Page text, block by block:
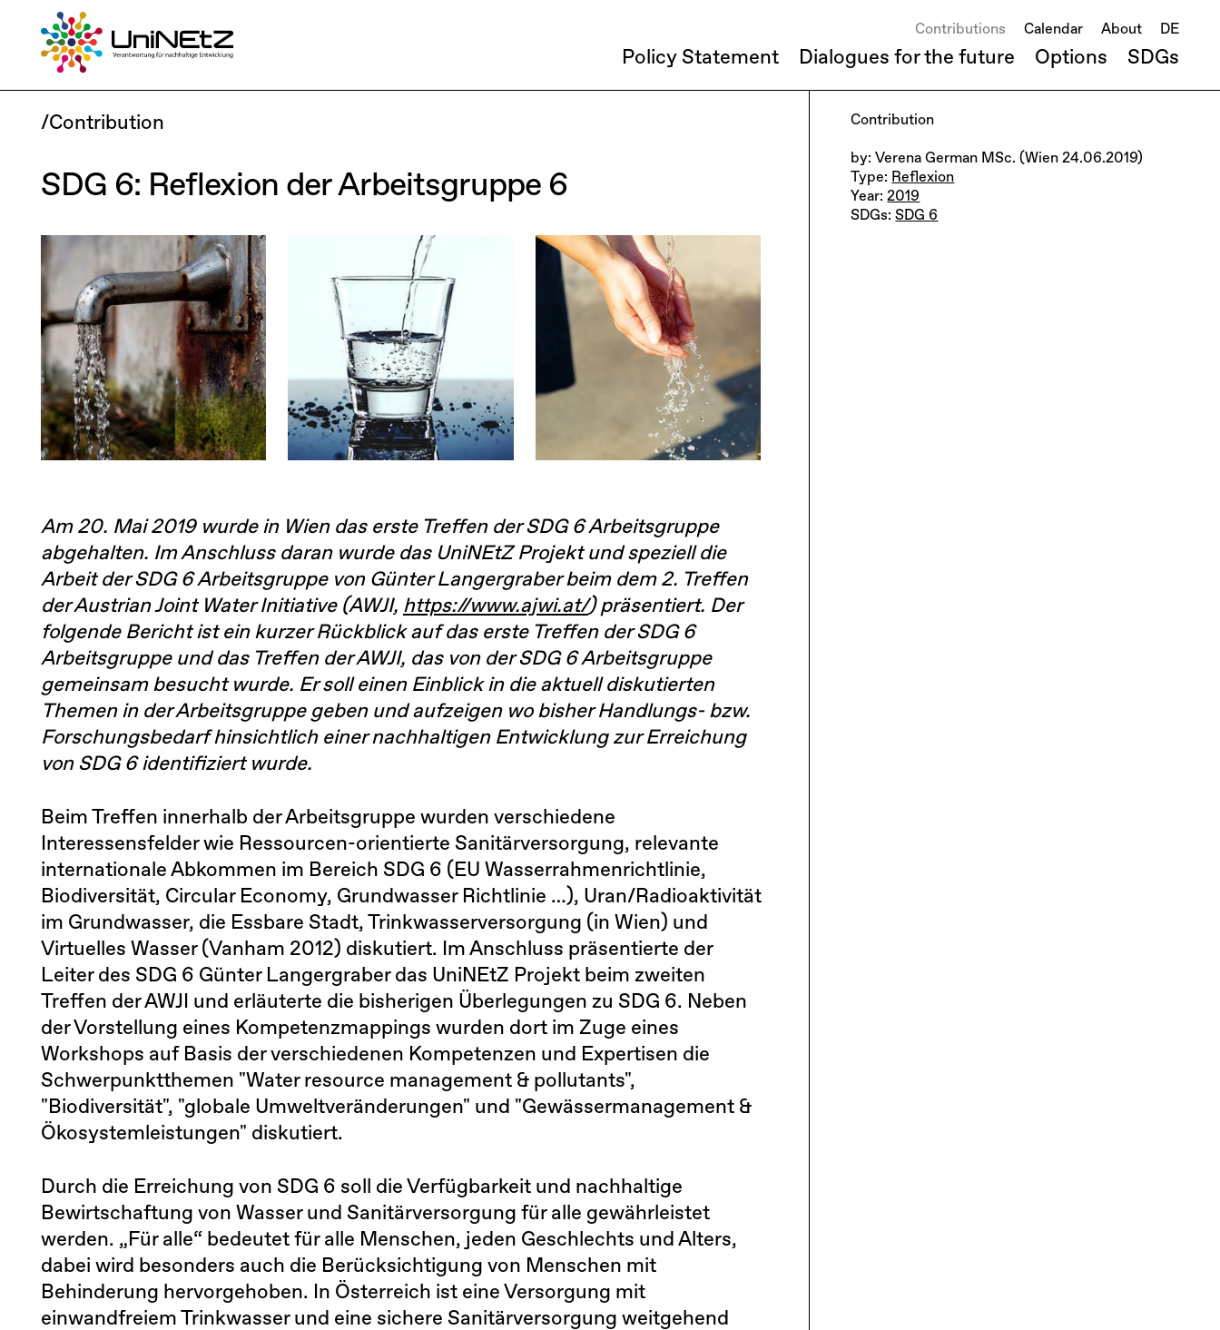
Policy Statement Dialogues for the future Options SDGs
Contributions Calendar About DE
/Contribution
SDG 6: Reflexion der Arbeitsgruppe 6
Am 20. Mai 2019 wurde in Wien das erste Treffen der SDG 6 Arbeitsgruppe
abgehalten. Im Anschluss daran wurde das UniNEtZ Projekt und speziell die
Arbeit der SDG 6 Arbeitsgruppe von Günter Langergraber beim dem 2. Treffen
der Austrian Joint Water Initiative (AWJI, https://www.ajwi.at/) präsentiert. Der
folgende Bericht ist ein kurzer Rückblick auf das erste Treffen der SDG 6
Arbeitsgruppe und das Treffen der AWJI, das von der SDG 6 Arbeitsgruppe
gemeinsam besucht wurde. Er soll einen Einblick in die aktuell diskutierten
Themen in der Arbeitsgruppe geben und aufzeigen wo bisher Handlungs- bzw.
Forschungsbedarf hinsichtlich einer nachhaltigen Entwicklung zur Erreichung
von SDG 6 identifiziert wurde.
Beim Treffen innerhalb der Arbeitsgruppe wurden verschiedene
Interessensfelder wie Ressourcen-orientierte Sanitärversorgung, relevante
internationale Abkommen im Bereich SDG 6 (EU Wasserrahmenrichtlinie,
Biodiversität, Circular Economy, Grundwasser Richtlinie …), Uran/Radioaktivität
im Grundwasser, die Essbare Stadt, Trinkwasserversorgung (in Wien) und
Virtuelles Wasser (Vanham 2012) diskutiert. Im Anschluss präsentierte der
Leiter des SDG 6 Günter Langergraber das UniNEtZ Projekt beim zweiten
Treffen der AWJI und erläuterte die bisherigen Überlegungen zu SDG 6. Neben
der Vorstellung eines Kompetenzmappings wurden dort im Zuge eines
Workshops auf Basis der verschiedenen Kompetenzen und Expertisen die
Schwerpunktthemen "Water resource management & pollutants",
"Biodiversität", "globale Umweltveränderungen" und "Gewässermanagement &
Ökosystemleistungen" diskutiert.
Durch die Erreichung von SDG 6 soll die Verfügbarkeit und nachhaltige
Bewirtschaftung von Wasser und Sanitärversorgung für alle gewährleistet
werden. „Für alle“ bedeutet für alle Menschen, jeden Geschlechts und Alters,
dabei wird besonders auch die Berücksichtigung von Menschen mit
Behinderung hervorgehoben. In Österreich ist eine Versorgung mit
einwandfreiem Trinkwasser und eine sichere Sanitärversorgung weitgehend
Contribution
by: Verena German MSc. (Wien 24.06.2019)
Type: Reflexion
Year:2019
SDGs:SDG 6